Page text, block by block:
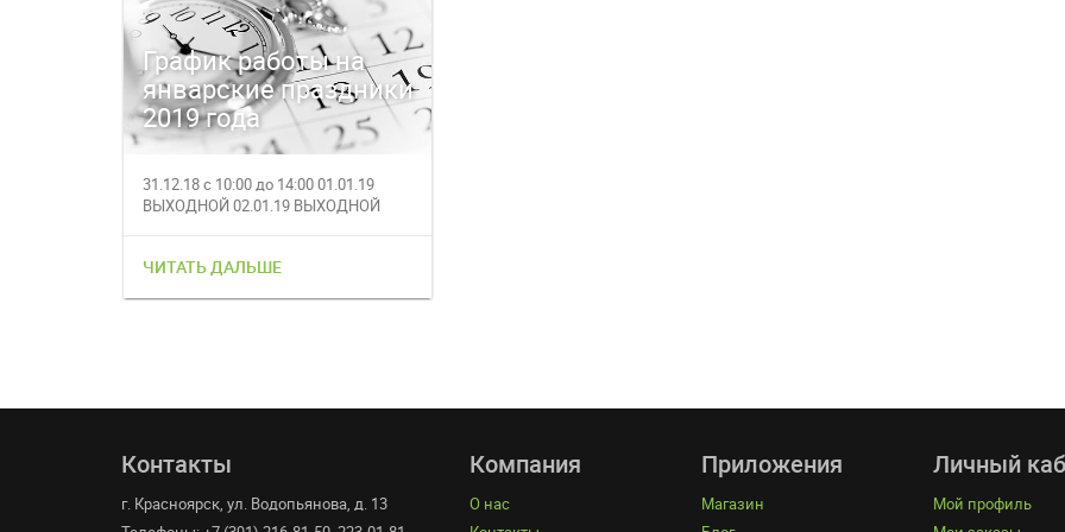
График работы на
январские праздники
2019 года
31.12.18 с 10:00 до 14:00 01.01.19
ВЫХОДНОЙ 02.01.19 ВЫХОДНОЙ
ЧИТАТЬ ДАЛЬШЕ
Контакты
г. Красноярск, ул. Водопьянова, д. 13
Компания
О нас
Приложения
Магазин
Личный
Мой профиль